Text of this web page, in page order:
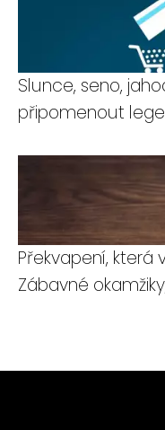
Slunce, seno,
připomenout
Překvapení, která
Zábavné